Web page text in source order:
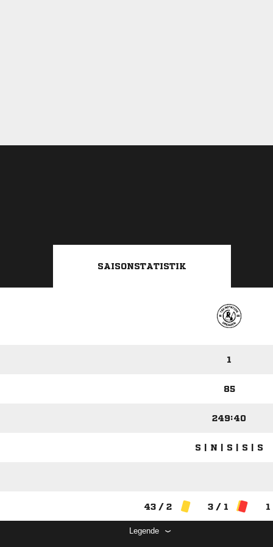
SAISONSTATISTIK
1
85
249:40
S | N | S | S | S
43 / 2 3 / 1
Legende